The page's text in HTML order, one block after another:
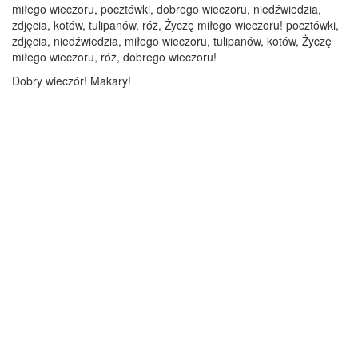
miłego wieczoru, pocztówki, dobrego wieczoru, niedźwiedzia,
zdjęcia, kotów, tulipanów, róż, Życzę miłego wieczoru! pocztówki,
zdjęcia, niedźwiedzia, miłego wieczoru, tulipanów, kotów, Życzę
miłego wieczoru, róż, dobrego wieczoru!
Dobry wieczór! Makary!